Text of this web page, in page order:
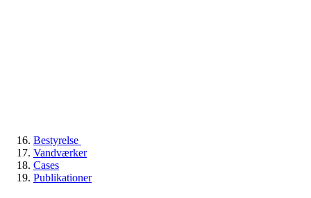
Bestyrelse
Vandværker
Cases
Publikationer